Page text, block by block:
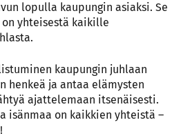
lopulla kaupungin asiaksi. Se
yhteisestä kaikille
kaupungin juhlaan
henkeä ja antaa elämysten
ajattelemaan itsenäisesti.
isänmaa on kaikkien yhteistä –